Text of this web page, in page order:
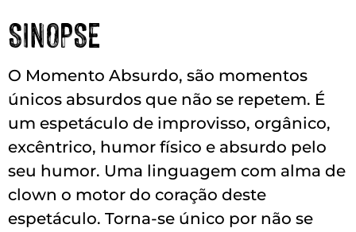
SINOPSE
O Momento Absurdo, são momentos
únicos absurdos que não se repetem. É
um espetáculo de improvisso, orgânico,
excêntrico, humor físico e absurdo pelo
seu humor. Uma linguagem com alma de
clown o motor do coração deste
espetáculo. Torna-se único por não se